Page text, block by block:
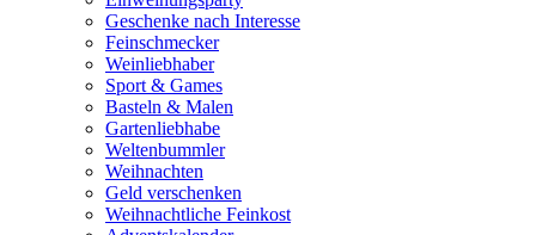
Geschenke nach Interesse
Feinschmecker
Weinliebhaber
Sport & Games
Basteln & Malen
Gartenliebhabe
Weltenbummler
Weihnachten
Geld verschenken
Weihnachtliche Feinkost